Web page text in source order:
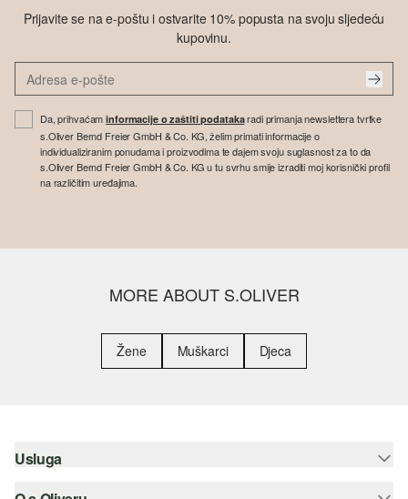
Prijavite se na e-poštu i ostvarite 10% popusta na svoju sljedeću
kupovinu.
Da, prihvaćaminformacije o zaštiti podatakaradi primanja newslettera tvrtke
s.Oliver Bernd Freier GmbH & Co. KG, želim primati informacije o
individualiziranim ponudama i proizvodima te dajem svoju suglasnost za to da
s.Oliver Bernd Freier GmbH & Co. KG u tu svrhu smije izraditi moj korisnički profil
na različitim uređajima.
MORE ABOUT S.OLIVER
Žene Muškarci Djeca
Usluga